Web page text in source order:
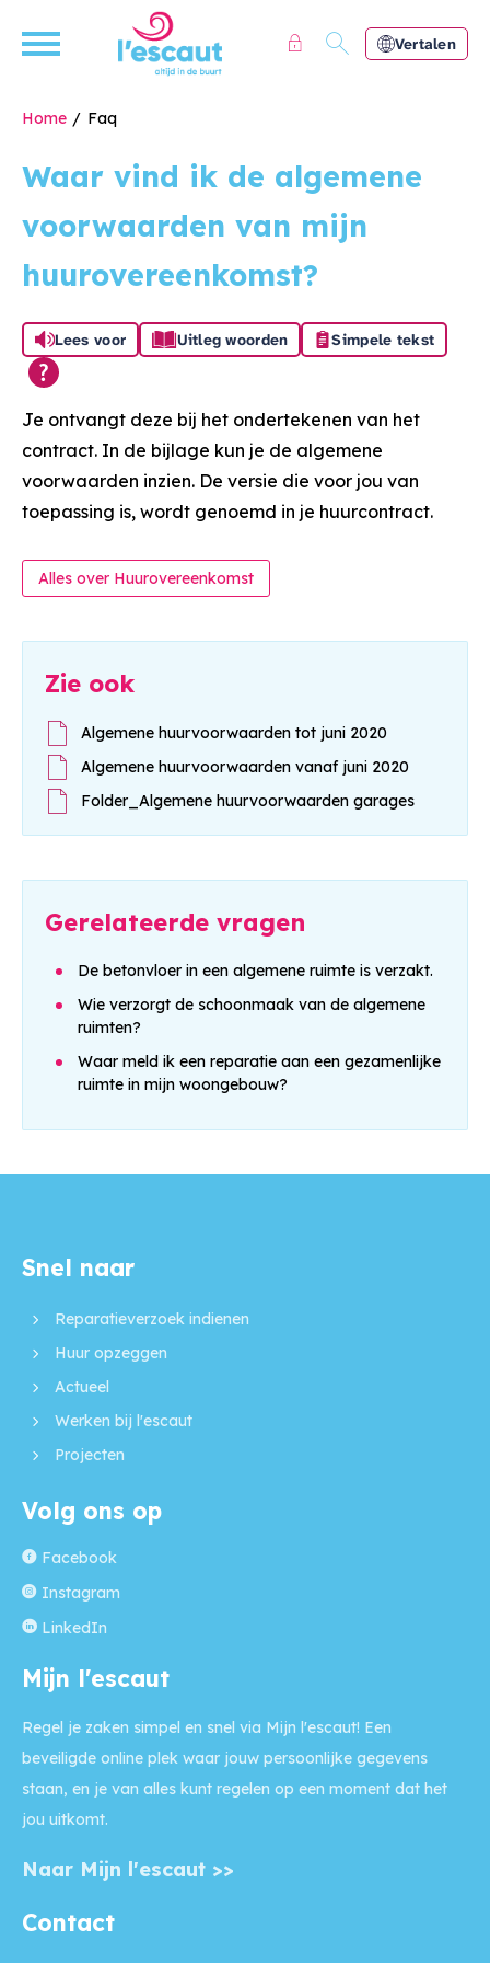
Naar hoofdinhoud
Naar hoofdnavigatiemenu
Naar zoeken
Naar de homepage
Ga naar Hoofd
Vertalen
Home Faq
Waar vind ik de algemene
voorwaarden van mijn
huurovereenkomst?
Lees voor Uitleg woorden Simpele tekst
Algemeen
Je ontvangt deze bij het ondertekenen van het
contract. In de bijlage kun je de algemene
voorwaarden inzien. De versie die voor jou van
toepassing is, wordt genoemd in je huurcontract.
Alles over Huurovereenkomst
Zie ook
Algemene huurvoorwaarden tot juni 2020
Algemene huurvoorwaarden vanaf juni 2020
Folder_Algemene huurvoorwaarden garages
Gerelateerde vragen
De betonvloer in een algemene ruimte is verzakt.
Wie verzorgt de schoonmaak van de algemene
ruimten?
Waar meld ik een reparatie aan een gezamenlijke
ruimte in mijn woongebouw?
Contactinformatie
Snel naar
Reparatieverzoek indienen
Huur opzeggen
Actueel
Werken bij l'escaut
Projecten
Volg ons op
Facebook
Instagram
LinkedIn
Mijn l'escaut
Regel je zaken simpel en snel via Mijn l'escaut! Een
beveiligde online plek waar jouw persoonlijke gegevens
staan, en je van alles kunt regelen op een moment dat het
jou uitkomt.
Naar Mijn l'escaut >>
Contact